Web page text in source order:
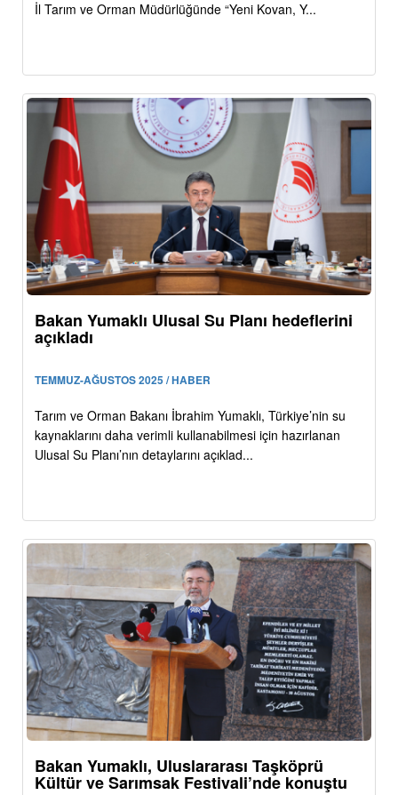
İl Tarım ve Orman Müdürlüğünde “Yeni Kovan, Y...
Bakan Yumaklı Ulusal Su Planı hedeflerini
açıkladı
TEMMUZ-AĞUSTOS 2025 / HABER
Tarım ve Orman Bakanı İbrahim Yumaklı, Türkiye’nin su
kaynaklarını daha verimli kullanabilmesi için hazırlanan
Ulusal Su Planı’nın detaylarını açıklad...
Bakan Yumaklı, Uluslararası Taşköprü
Kültür ve Sarımsak Festivali’nde konuştu